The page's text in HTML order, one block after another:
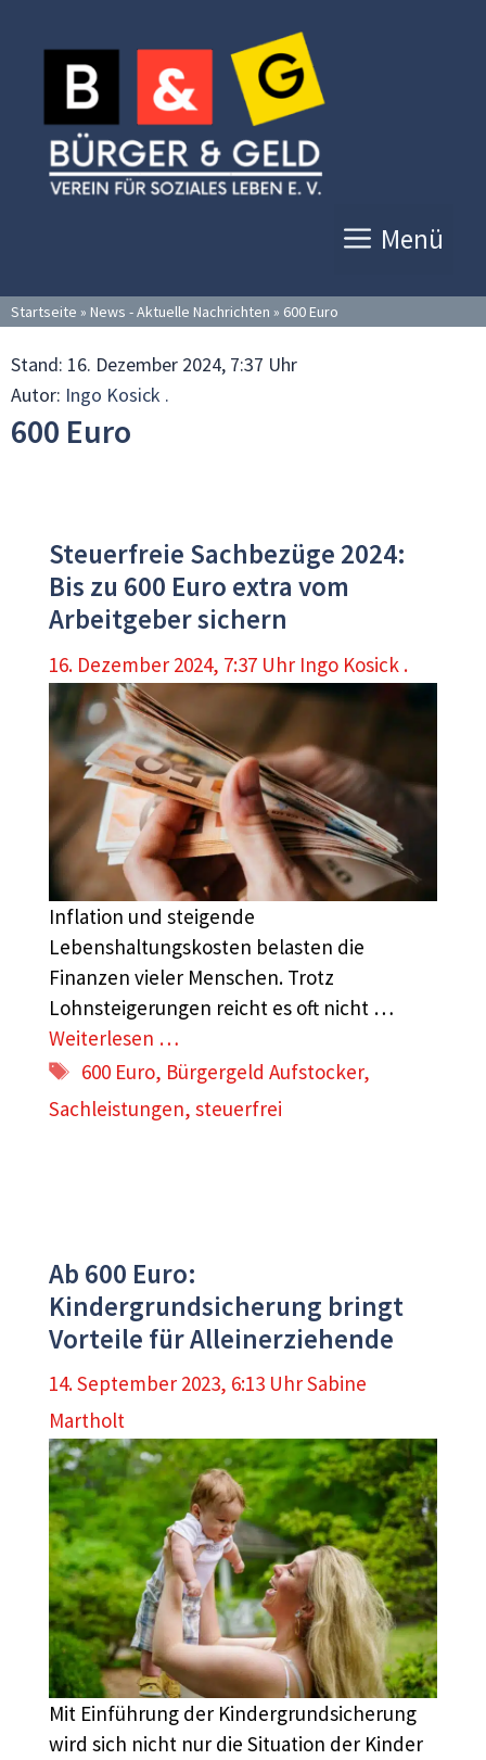
Inhalt
springen
Menü
Startseite » News - Aktuelle Nachrichten » 600 Euro
Stand: 16. Dezember 2024, 7:37 Uhr
Autor: Ingo Kosick .
600 Euro
Steuerfreie Sachbezüge 2024:
Bis zu 600 Euro extra vom
Arbeitgeber sichern
16. Dezember 2024, 7:37 Uhr Ingo Kosick .
Inflation und steigende
Lebenshaltungskosten belasten die
Finanzen vieler Menschen. Trotz
Lohnsteigerungen reicht es oft nicht …
Weiterlesen …
Schlagwörter
600 Euro, Bürgergeld Aufstocker,
Sachleistungen, steuerfrei
Ab 600 Euro:
Kindergrundsicherung bringt
Vorteile für Alleinerziehende
14. September 2023, 6:13 UhrSabine
Martholt
Mit Einführung der Kindergrundsicherung
wird sich nicht nur die Situation der Kinder